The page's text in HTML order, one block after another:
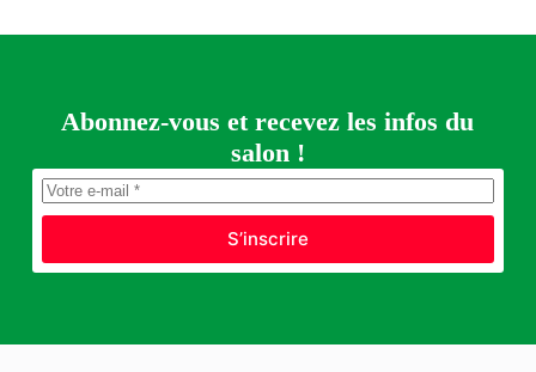
Abonnez-vous et recevez les infos du
salon !
S’inscrire